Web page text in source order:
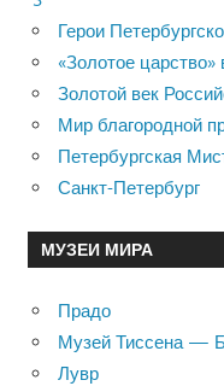
Герои
«Золотое
Золотой век
Мир благородной
Петербургская
Санкт-Петербург
МУЗЕИ МИРА
Прадо
Музей Тиссена —
Лувр